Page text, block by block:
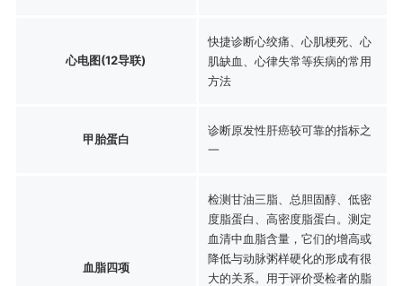
心电图(12导联)
快捷诊断心绞痛、心肌梗死、心
肌缺血、心律失常等疾病的常用
方法
甲胎蛋白
诊断原发性肝癌较可靠的指标之
一
血脂四项
检测甘油三脂、总胆固醇、低密
度脂蛋白、高密度脂蛋白。测定
血清中血脂含量，它们的增高或
降低与动脉粥样硬化的形成有很
大的关系。用于评价受检者的脂